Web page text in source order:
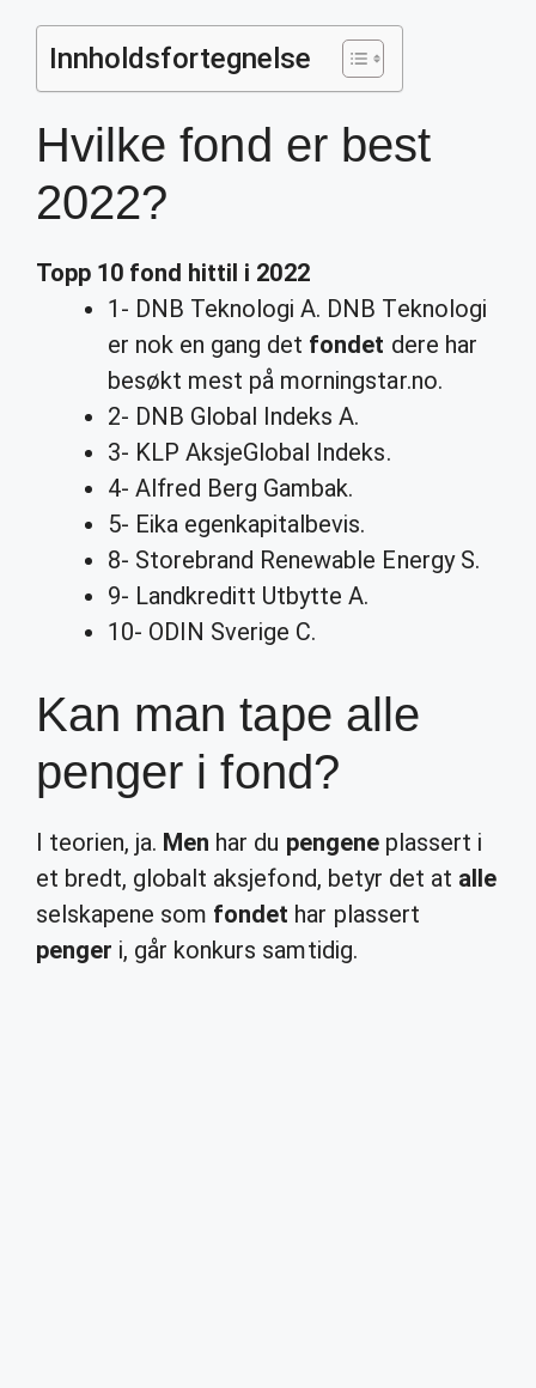
Innholdsfortegnelse
Hvilke fond er best
2022?
Topp 10 fond hittil i 2022
1- DNB Teknologi A. DNB Teknologi
er nok en gang det fondet dere har
besøkt mest på morningstar.no.
2- DNB Global Indeks A.
3- KLP AksjeGlobal Indeks.
4- Alfred Berg Gambak.
5- Eika egenkapitalbevis.
8- Storebrand Renewable Energy S.
9- Landkreditt Utbytte A.
10- ODIN Sverige C.
Kan man tape alle
penger i fond?
I teorien, ja. Men har du pengeneplassert i
et bredt, globalt aksjefond, betyr det at alle
selskapene som fondet har plassert
penger i, går konkurs samtidig.